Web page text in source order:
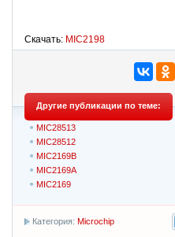
Скачать: MIC2198
Другие публикации по теме:
MIC28513
MIC28512
MIC2169B
MIC2169A
MIC2169
Категория: Microchip